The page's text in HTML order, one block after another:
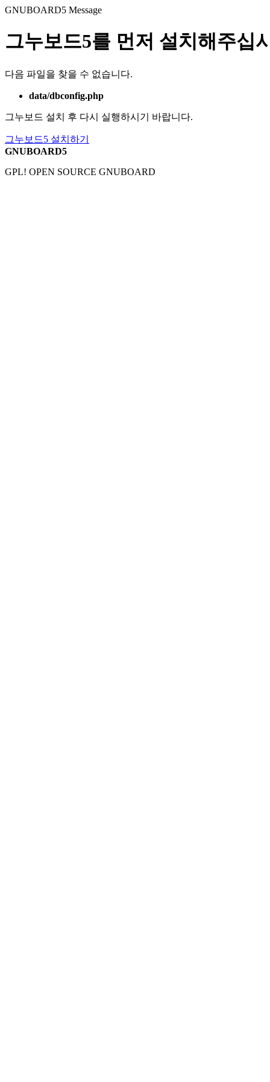
GNUBOARD5 Message
그누보드5를 먼저 설치해주십
다음 파일을 찾을 수 없습니다.
data/dbconfig.php
그누보드 설치 후 다시 실행하시기 바랍니다.
그누보드5 설치하기
GNUBOARD5
GPL! OPEN SOURCE GNUBOARD